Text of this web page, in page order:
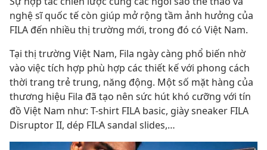
nghệ sĩ quốc tế còn giúp mở rộng tầm ảnh hưởng của
FILA đến nhiều thị trường mới, trong đó có Việt Nam.
Tại thị trường Việt Nam, Fila ngày càng phổ biến nhờ
vào việc tích hợp phù hợp các thiết kế với phong cách
thời trang trẻ trung, năng động. Một số mặt hàng của
thương hiệu Fila đã tạo nên sức hút khó cưỡng với tín
đồ Việt Nam như: T-shirt FILA basic, giày sneaker FILA
Disruptor II, dép FILA sandal slides,…